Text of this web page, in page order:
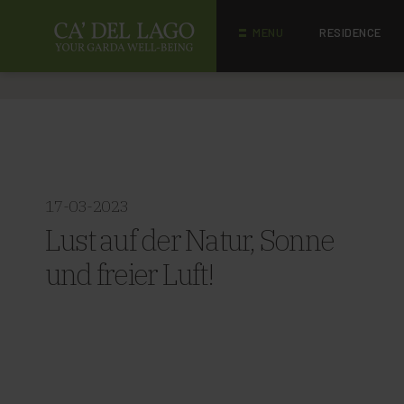
MENU RESIDENCE
17-03-2023
Lust auf der Natur, Sonne
und freier Luft!